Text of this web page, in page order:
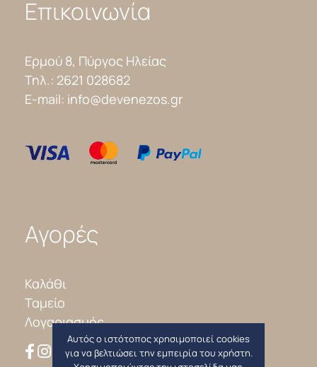
Επικοινωνία
Ερμού 8, Πύργος Ηλείας
Τηλ.: 2621 028682
E-mail: info@devenezos.gr
Αγορές
Καλάθι
Ταμείο
Λογαριασμός
Αυτός ο ιστότοπος χρησιμοποιεί cookies
για να βελτιώσει την εμπειρία του χρήστη.